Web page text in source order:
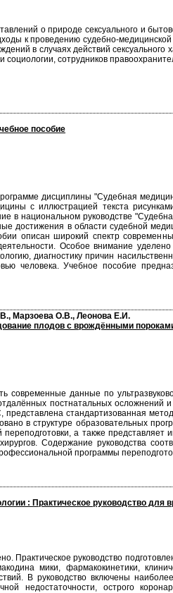
о природе сексуального и
к проведению судебно-
в случаях действий сексуального
социологии, сотрудников
пособие
дисциплины "Судебная
с иллюстрацией текста
в национальном руководстве
достижения в области судебной
описан широкий спектр
Особое внимание
диагностику причин
человека. Учебное пособие
Марзоева О.В., Леонова Е.И.
плодов с врождёнными
современные данные по
постнатальных осложнений
стандартизованная
в структуре образовательных
а также представляет
Содержание руководства
программы
: Практическое руководство для
Практическое руководство
мики, фармакокинетики,
В руководство включены
недостаточности, острого